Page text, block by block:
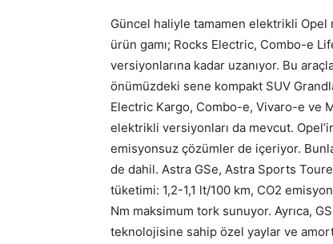
Güncel haliyle tamamen elektrikli
ürün gamı; Rocks Electric, Combo-e
versiyonlarına kadar uzanıyor. Bu
önümüzdeki sene kompakt SUV
Electric Kargo, Combo-e, Vivaro-e ve
elektrikli versiyonları da mevcut.
emisyonsuz çözümler de içeriyor.
de dahil. Astra GSe, Astra Sports
tüketimi: 1,2-1,1 lt/100 km, CO2
Nm maksimum tork sunuyor. Ayrıca,
teknolojisine sahip özel yaylar ve